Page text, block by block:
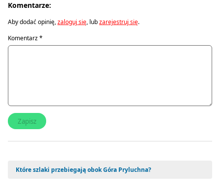
Komentarze:
Aby dodać opinię,zaloguj się, lubzarejestruj się.
Komentarz*
Które szlaki przebiegają obok Góra Pryluchna?